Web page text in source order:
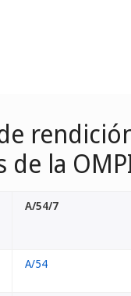
de la
A/54/7
A/54